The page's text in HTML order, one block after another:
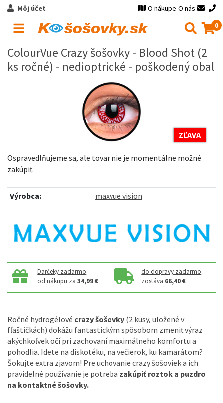
Môj účet O nákupe O nás
0
ColourVue Crazy šošovky - Blood Shot (2
ks ročné) - nedioptrické - poškodený obal
ZĽAVA
Ospravedlňujeme sa, ale tovar nie je momentálne možné
zakúpiť.
Výrobca: maxvue vision
Darčeky zadarmo
od nákupu za34,99 €
do dopravy zadarmo
zostáva 66,40 €
Ročné hydrogélové crazy šošovky (2 kusy, uložené v
fľaštičkách) dokážu fantastickým spôsobom zmeniť výraz
akýchkoľvek očí pri zachovaní maximálneho komfortu a
pohodlia. Idete na diskotéku, na večierok, ku kamarátom?
Šokujte extra zjavom! Pre uchovanie crazy šošoviek a ich
pravidelné používanie je potreba zakúpiť roztok a puzdro
na kontaktné šošovky.